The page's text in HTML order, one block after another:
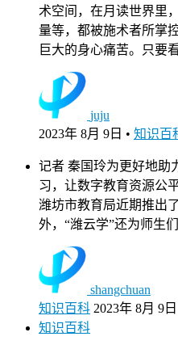
术空间，在月读世界里
量等，都被施术者所掌
巨大的身心痛苦。只要
juju
2023年 8月 9日 • 知识百
记者 秦国玲为更好地助
习，让数字教育资源公
潍坊市教育局近期推出
外，“潍云学”还为师生
shangchuan
知识百科 2023年 8月 9日
知识百科